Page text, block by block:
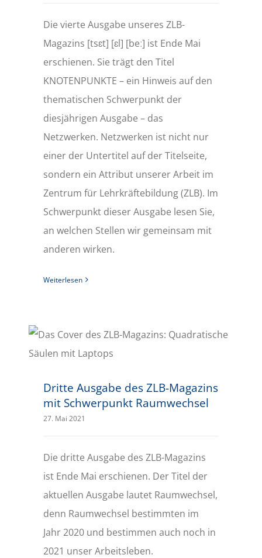
Die vierte Ausgabe unseres ZLB-
Magazins [tsɛt] [ɛl] [beː] ist Ende Mai
erschienen. Sie trägt den Titel
KNOTENPUNKTE – ein Hinweis auf den
thematischen Schwerpunkt der
diesjährigen Ausgabe – das
Netzwerken. Netzwerken ist nicht nur
einer der Untertitel auf der Titelseite,
sondern ein Attribut unserer Arbeit im
Zentrum für Lehrkräftebildung (ZLB). Im
Schwerpunkt dieser Ausgabe lesen Sie,
an welchen Stellen wir gemeinsam mit
anderen wirken.
Weiterlesen
Dritte Ausgabe des ZLB-Magazins
mit Schwerpunkt Raumwechsel
27. Mai 2021
Die dritte Ausgabe des ZLB-Magazins
ist Ende Mai erschienen. Der Titel der
aktuellen Ausgabe lautet Raumwechsel,
denn Raumwechsel bestimmten im
Jahr 2020 und bestimmen auch noch in
2021 unser Arbeitsleben.